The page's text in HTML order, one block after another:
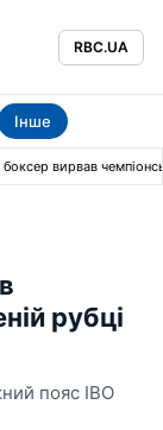
RBC.UA
Інше
боксер вирвав
рубці
пояс IBO